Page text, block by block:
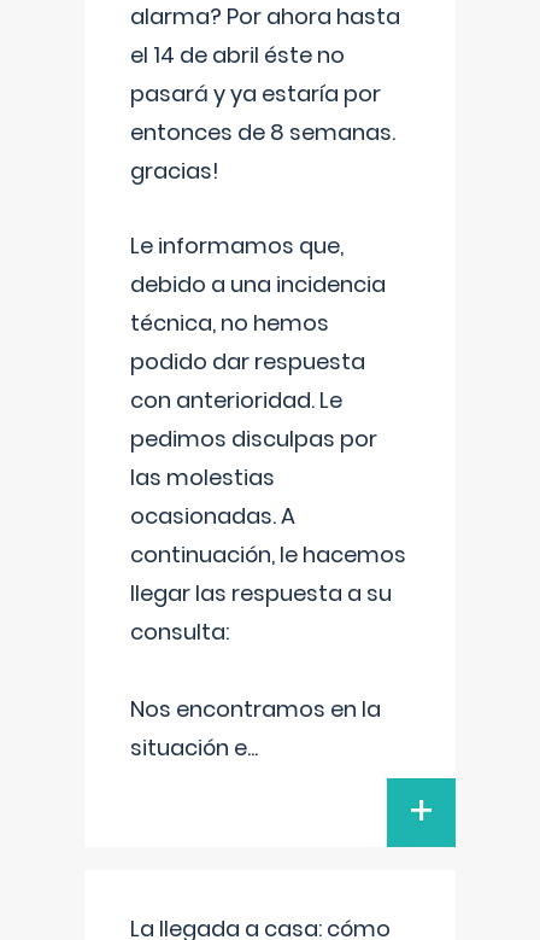
alarma? Por ahora hasta
el 14 de abril éste no
pasará y ya estaría por
entonces de 8 semanas.
gracias!
Le informamos que,
debido a una incidencia
técnica, no hemos
podido dar respuesta
con anterioridad. Le
pedimos disculpas por
las molestias
ocasionadas. A
continuación, le hacemos
llegar las respuesta a su
consulta:
Nos encontramos en la
situación e...
+
La llegada a casa: cómo